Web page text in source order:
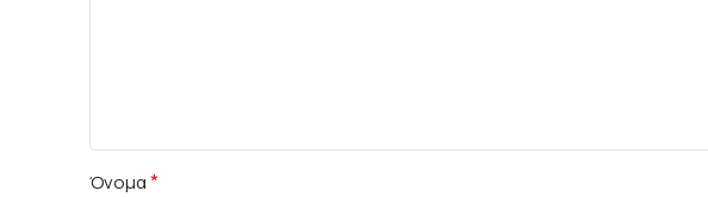
Όνομα*